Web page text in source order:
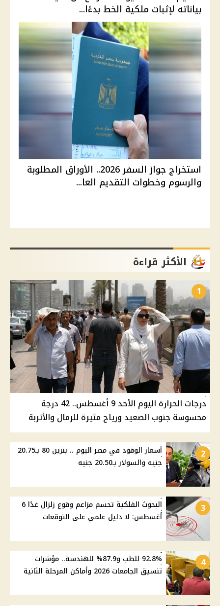
بياناته لإثبات ملكية الخط بدءًا...
استخراج جواز السفر 2026.. الأوراق المطلوبة
والرسوم وخطوات التقديم العا...
الأكثر قراءة
1
درجات الحرارة اليوم الأحد 9 أغسطس.. 42 درجة
محسوسة جنوب الصعيد ورياح مثيرة للرمال والأتربة
2
أسعار الوقود في مصر اليوم .. بنزين 80 بـ20.75
جنيه والسولار بـ20.50 جنيه
3
البحوث الفلكية تحسم مزاعم وقوع زلزال غدًا 6
أغسطس: لا دليل علمي على التوقعات
4
92.8% للطب و87.9% للهندسة.. مؤشرات
تنسيق الجامعات 2026 وأماكن المرحلة الثانية